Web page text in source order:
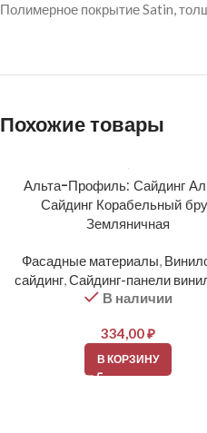
Полимерное покрытие Satin,
Похожие товары
Альта-Профиль: Сайдинг
Сайдинг Корабельный
Земляничная
Фасадные материалы,
сайдинг,Сайдинг-панели
В наличии
334,00₽
В КОРЗИНУ